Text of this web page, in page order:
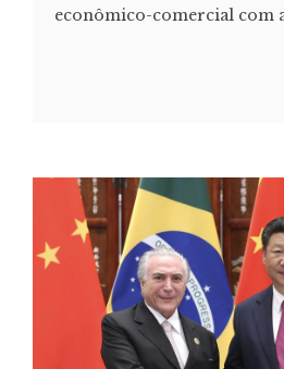
econômico-comercial com